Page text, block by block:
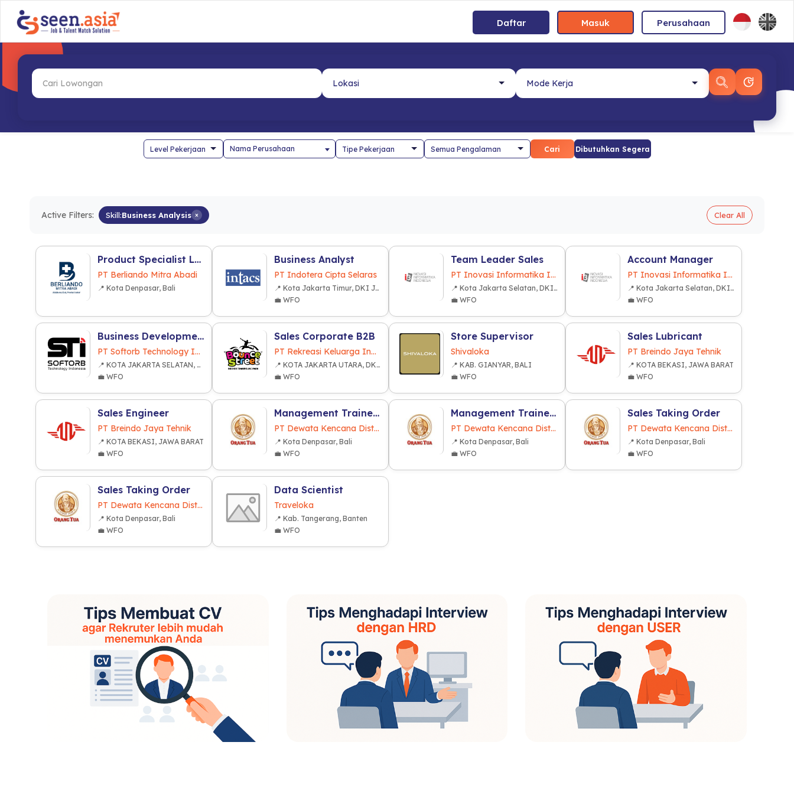
Daftar Masuk Perusahaan
Nama Perusahaan Cari Dibutuhkan Segera
Active Filters: Skill:Business Analysis × Clear All
Product Specialist Laboratorium (Bali)
PT Berliando Mitra Abadi
📍 Kota Denpasar, Bali
Business Analyst
PT Indotera Cipta Selaras
📍 Kota Jakarta Timur, DKI Jakarta
💼 WFO
Team Leader Sales
PT Inovasi Informatika Indonesia
📍 Kota Jakarta Selatan, DKI Jakarta
💼 WFO
Account Manager
PT Inovasi Informatika Indonesia
📍 Kota Jakarta Selatan, DKI Jakarta
💼 WFO
Business Development
PT Softorb Technology Indonesia
📍 KOTA JAKARTA SELATAN, DKI JAKARTA
💼 WFO
Sales Corporate B2B
PT Rekreasi Keluarga Indonesia
📍 KOTA JAKARTA UTARA, DKI JAKARTA
💼 WFO
Store Supervisor
Shivaloka
📍 KAB. GIANYAR, BALI
💼 WFO
Sales Lubricant
PT Breindo Jaya Tehnik
📍 KOTA BEKASI, JAWA BARAT
💼 WFO
Sales Engineer
PT Breindo Jaya Tehnik
📍 KOTA BEKASI, JAWA BARAT
💼 WFO
Management Trainee - Sales Supervisor
PT Dewata Kencana Distribusi
📍 Kota Denpasar, Bali
💼 WFO
Management Trainee - Sales Supervisor
PT Dewata Kencana Distribusi
📍 Kota Denpasar, Bali
💼 WFO
Sales Taking Order
PT Dewata Kencana Distribusi
📍 Kota Denpasar, Bali
💼 WFO
Sales Taking Order
PT Dewata Kencana Distribusi
📍 Kota Denpasar, Bali
💼 WFO
Data Scientist
Traveloka
📍 Kab. Tangerang, Banten
💼 WFO